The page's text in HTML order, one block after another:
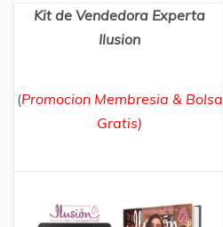
Kit de Vendedora Experta
Ilusion
(Promocion Membresia & Bolsa
Gratis)